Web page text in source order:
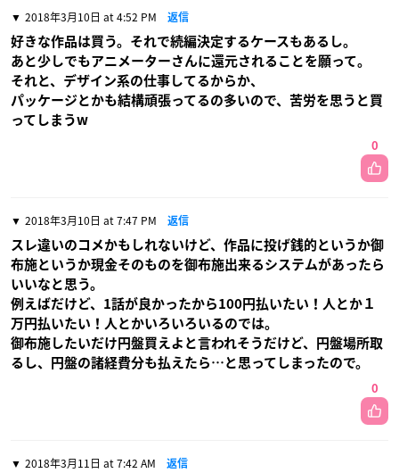
2018年3月10日 at 4:52 PM 返信
好きな作品は買う。それで続編決定するケースもあるし。
あと少しでもアニメーターさんに還元されることを願って。
それと、デザイン系の仕事してるからか、
パッケージとかも結構頑張ってるの多いので、苦労を思うと買
ってしまうw
0
2018年3月10日 at 7:47 PM 返信
スレ違いのコメかもしれないけど、作品に投げ銭的というか御
布施というか現金そのものを御布施出来るシステムがあったら
いいなと思う。
例えばだけど、1話が良かったから100円払いたい！人とか１
万円払いたい！人とかいろいろいるのでは。
御布施したいだけ円盤買えよと言われそうだけど、円盤場所取
るし、円盤の諸経費分も払えたら…と思ってしまったので。
0
2018年3月11日 at 7:42 AM 返信